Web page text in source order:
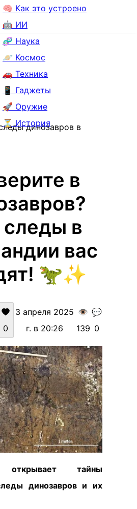
🧠 Как это устроено
🤖 ИИ
🧬 Наука
🪐 Космос
🚗 Техника
📱 Гаджеты
🚀 Оружие
⏳ История
динозавров в
в
следы в
вас
🦖✨
0
3 апреля 2025
г. в 20:26
👁️
139
💬
0
открывает тайны
динозавров и их